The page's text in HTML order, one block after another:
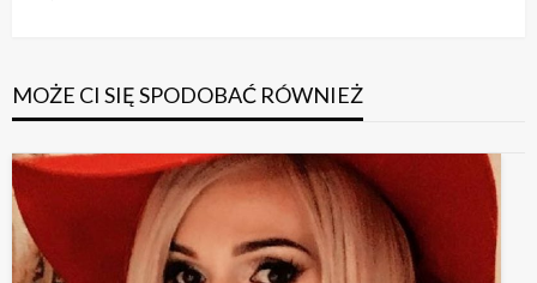
MOŻE CI SIĘ SPODOBAĆ RÓWNIEŻ